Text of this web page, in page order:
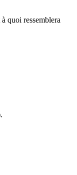
quoi ressemblera